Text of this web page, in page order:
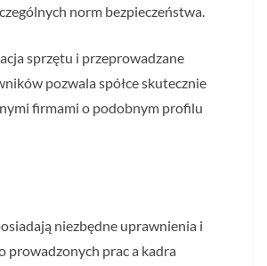
norm bezpieczeństwa.
sprzętu i przeprowadzane
pozwala spółce skutecznie
firmami o podobnym profilu
niezbędne uprawnienia i
prowadzonych prac a kadra